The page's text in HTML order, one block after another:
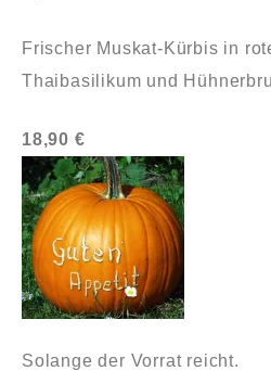
Frischer Muskat-Kürbis in
Thaibasilikum und
18,90 €
Solange der Vorrat reicht.